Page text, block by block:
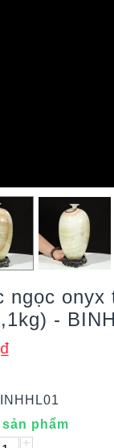
ngọc onyx
-
₫
sản phẩm
+